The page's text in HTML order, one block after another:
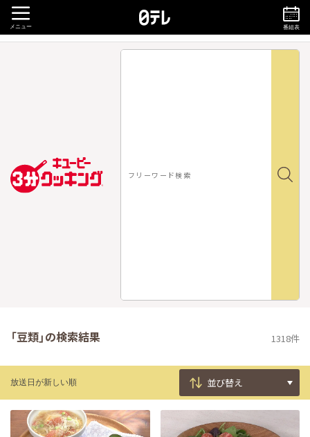
メニュー 番組表
「豆類」の検索結果 1318件
放送日が新しい順